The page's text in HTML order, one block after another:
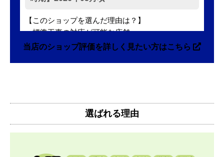
【このショップを選んだ理由は？】
・標準工事の対応が可能な店舗
・標準工事費込みセットの価格が表示がされていて
注文(入金)してから10日後にお届け、その後、工事
費を日程調整させてもらいました。
【その他感想・コメント】
当店のショップ評価を詳しく見たい方はこちら
選ばれる理由